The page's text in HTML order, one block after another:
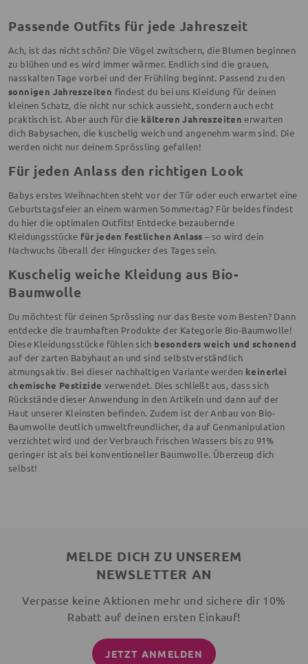
Passende Outfits für jede Jahreszeit
Ach, ist das nicht schön? Die Vögel zwitschern, die Blumen beginnen
zu blühen und es wird immer wärmer. Endlich sind die grauen,
nasskalten Tage vorbei und der Frühling beginnt. Passend zu den
sonnigen Jahreszeiten findest du bei uns Kleidung für deinen
kleinen Schatz, die nicht nur schick aussieht, sondern auch echt
praktisch ist. Aber auch für die kälteren Jahreszeiten erwarten
dich Babysachen, die kuschelig weich und angenehm warm sind. Die
werden nicht nur deinem Sprössling gefallen!
Für jeden Anlass den richtigen Look
Babys erstes Weihnachten steht vor der Tür oder euch erwartet eine
Geburtstagsfeier an einem warmen Sommertag? Für beides findest
du hier die optimalen Outfits! Entdecke bezaubernde
Kleidungsstücke für jeden festlichen Anlass – so wird dein
Nachwuchs überall der Hingucker des Tages sein.
Kuschelig weiche Kleidung aus Bio-
Baumwolle
Du möchtest für deinen Sprössling nur das Beste vom Besten? Dann
entdecke die traumhaften Produkte der Kategorie Bio-Baumwolle!
Diese Kleidungsstücke fühlen sich besonders weich und schonend
auf der zarten Babyhaut an und sind selbstverständlich
atmungsaktiv. Bei dieser nachhaltigen Variante werden keinerlei
chemische Pestizide verwendet. Dies schließt aus, dass sich
Rückstände dieser Anwendung in den Artikeln und dann auf der
Haut unserer Kleinsten befinden. Zudem ist der Anbau von Bio-
Baumwolle deutlich umweltfreundlicher, da auf Genmanipulation
verzichtet wird und der Verbrauch frischen Wassers bis zu 91%
geringer ist als bei konventioneller Baumwolle. Überzeug dich
selbst!
MELDE DICH ZU UNSEREM
NEWSLETTER AN
Verpasse keine Aktionen mehr und sichere dir 10%
Rabatt auf deinen ersten Einkauf!
JETZT ANMELDEN